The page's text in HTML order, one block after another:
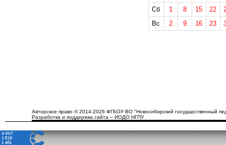
Сб
1 8 15 22
Вс
2 9 16 23
Авторское право © 2014-2026 ФГБОУ ВО "Новосибирский государственный
Разработка и поддержка сайта – ИОДО НГПУ